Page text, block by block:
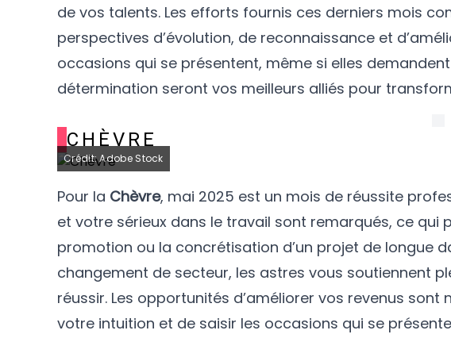
de vos talents. Les efforts fournis ces derniers mois
perspectives d’évolution, de reconnaissance et
occasions qui se présentent, même si elles
détermination seront vos meilleurs alliés pour
CHÈVRE
Crédit: Adobe Stock
Pour la Chèvre, mai 2025 est un mois de réussite
et votre sérieux dans le travail sont remarqués, ce
promotion ou la concrétisation d’un projet de longue
changement de secteur, les astres vous soutiennent
réussir. Les opportunités d’améliorer vos revenus
votre intuition et de saisir les occasions qui se